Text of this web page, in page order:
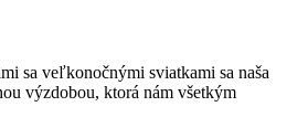
sa veľkonočnými sviatkami sa naša
výzdobou, ktorá nám všetkým